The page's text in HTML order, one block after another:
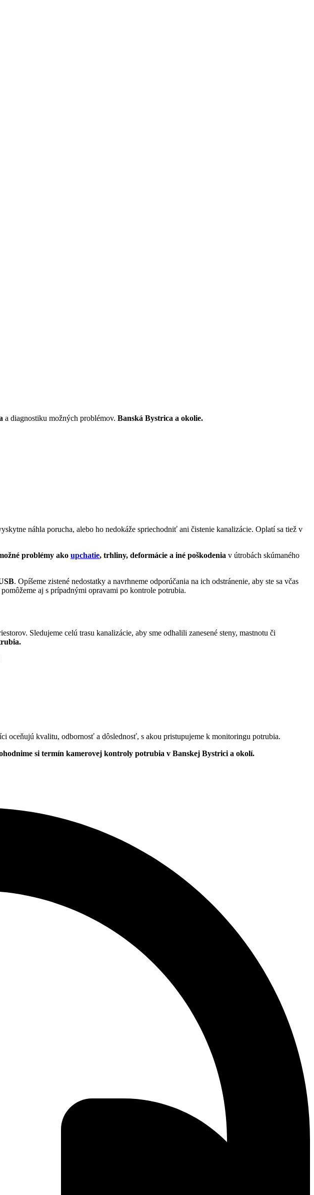
a diagnostiku možných problémov. Banská Bystrica a okolie.
náhla porucha, alebo ho nedokáže spriechodniť ani čistenie kanalizácie. Oplatí sa tiež v
problémy ako upchatie, trhliny, deformácie a iné poškodenia v útrobách skúmaného
. Opíšeme zistené nedostatky a navrhneme odporúčania na ich odstránenie, aby ste sa včas
aj s prípadnými opravami po kontrole potrubia.
Sledujeme celú trasu kanalizácie, aby sme odhalili zanesené steny, mastnotu či
oceňujú kvalitu, odbornosť a dôslednosť, s akou pristupujeme k monitoringu potrubia.
si termín kamerovej kontroly potrubia v Banskej Bystrici a okolí.